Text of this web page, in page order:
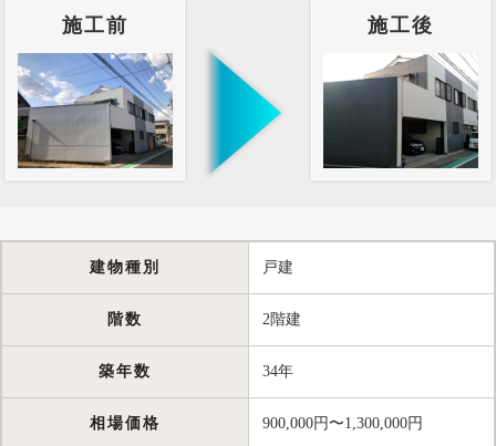
施工前 施工後
建物種別 戸建
階数 2階建
築年数 34年
相場価格 900,000円〜1,300,000円